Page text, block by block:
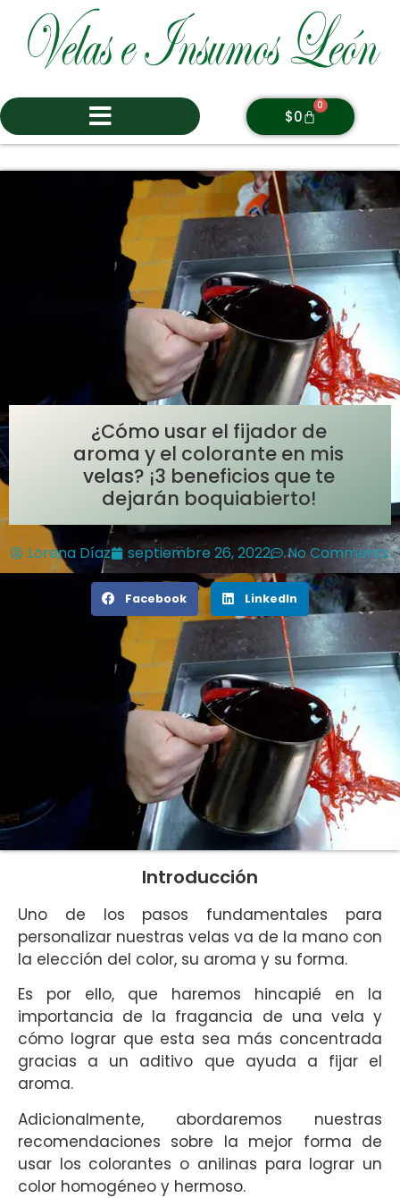
$0
0
¿Cómo usar el fijador de
aroma y el colorante en mis
velas? ¡3 beneficios que te
dejarán boquiabierto!
Lorena Díaz septiembre 26, 2022 No Comments
Facebook LinkedIn
Introducción
Uno de los pasos fundamentales para
personalizar nuestras velas va de la mano con
la elección del color, su aroma y su forma.
Es por ello, que haremos hincapié en la
importancia de la fragancia de una vela y
cómo lograr que esta sea más concentrada
gracias a un aditivo que ayuda a fijar el
aroma.
Adicionalmente, abordaremos nuestras
recomendaciones sobre la mejor forma de
usar los colorantes o anilinas para lograr un
color homogéneo y hermoso.